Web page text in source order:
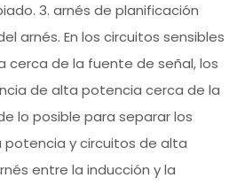
3. arnés de planificación
arnés. En los circuitos sensibles
cerca de la fuente de señal, los
de alta potencia cerca de la
lo posible para separar los
y circuitos de alta
entre la inducción y la